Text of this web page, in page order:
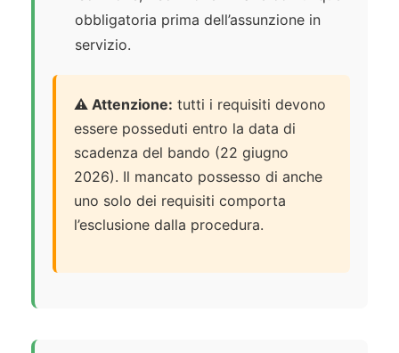
obbligatoria prima dell’assunzione in
servizio.
⚠️ Attenzione: tutti i requisiti devono
essere posseduti entro la data di
scadenza del bando (22 giugno
2026). Il mancato possesso di anche
uno solo dei requisiti comporta
l’esclusione dalla procedura.